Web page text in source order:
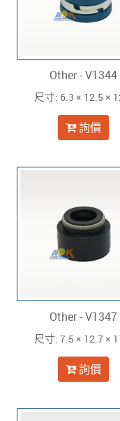
Other - V1344
尺寸: 6.3 × 12.5 ×
詢價
Other - V1347
尺寸: 7.5 × 12.7 ×
詢價